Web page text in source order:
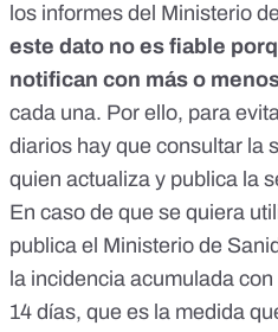
los informes del Ministerio
este dato no es fiable
notifican con más o
cada una. Por ello, para
diarios hay que consultar la
quien actualiza y publica la
En caso de que se quiera
publica el Ministerio de
la incidencia acumulada
14 días, que es la medida